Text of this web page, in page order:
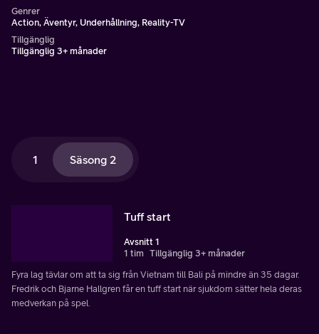
Genrer
Action, Äventyr, Underhållning, Reality-TV
Tillgänglig
Tillgänglig 3+ månader
1 Säsong 2
Tuff start
Avsnitt 1
1 tim Tillgänglig 3+ månader
Fyra lag tävlar om att ta sig från Vietnam till Bali på mindre än 35 dagar.
Fredrik och Bjarne Hallgren får en tuff start när sjukdom sätter hela deras
medverkan på spel.